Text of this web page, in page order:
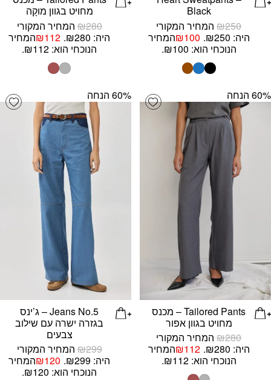
Black
₪250
המחיר המקורי
היה: ₪250.
₪100
המחיר
הנוכחי הוא: ₪100.
מחויט בגוון מוקָה
₪280
המחיר המקורי
היה: ₪280.
₪112
המחיר
הנוכחי הוא: ₪112.
Add wishlist ‫60% הנחה
Tailored Pants – מכנס
מחויט בגוון אפור
₪280
המחיר המקורי
היה: ₪280.
₪112
המחיר
הנוכחי הוא: ₪112.
‫60% הנחה
Jeans No.5 – ג’ינס
בגזרה ישרה עם שילוב
צבעים
₪299
המחיר המקורי
היה: ₪299.
₪120
המחיר
הנוכחי הוא: ₪120.